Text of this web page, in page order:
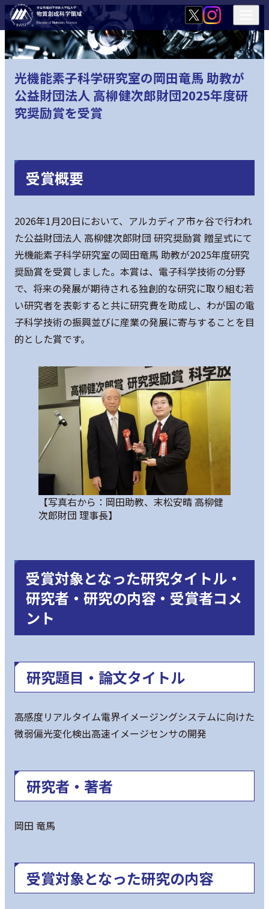
光機能素子科学研究室の岡田竜馬 助教が
公益財団法人 高柳健次郎財団2025年度研
究奨励賞を受賞
受賞概要
2026年1月20日において、アルカディア市ヶ谷で行われ
た公益財団法人 高柳健次郎財団 研究奨励賞 贈呈式にて
光機能素子科学研究室の岡田竜馬 助教が2025年度研究
奨励賞を受賞しました。本賞は、電子科学技術の分野
で、将来の発展が期待される独創的な研究に取り組む若
い研究者を表彰すると共に研究費を助成し、わが国の電
子科学技術の振興並びに産業の発展に寄与することを目
的とした賞です。
【写真右から：岡田助教、末松安晴 高柳健
次郎財団 理事長】
受賞対象となった研究タイトル・
研究者・研究の内容・受賞者コメ
ント
研究題目・論文タイトル
高感度リアルタイム電界イメージングシステムに向けた
微弱偏光変化検出高速イメージセンサの開発
研究者・著者
岡田 竜馬
受賞対象となった研究の内容